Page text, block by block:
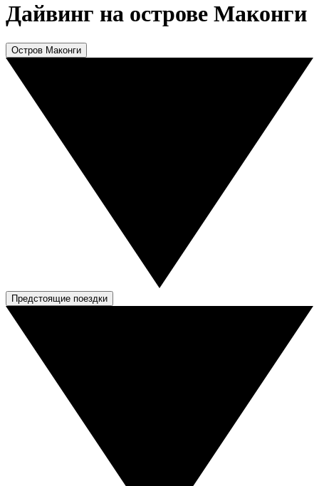
Дайвинг на острове Маконги
Остров Маконги
Предстоящие поездки